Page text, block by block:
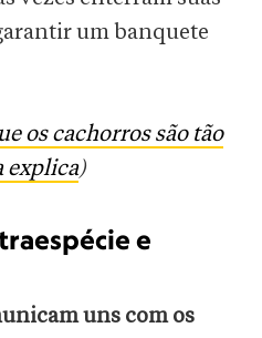
um banquete
os cachorros são tão
explica)
e
uns com os